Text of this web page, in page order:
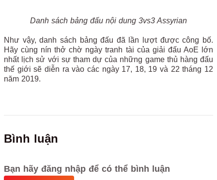
Danh sách bảng đấu nội dung 3vs3 Assyrian
Như vậy, danh sách bảng đấu đã lần lượt được công bố.
Hãy cùng nín thở chờ ngày tranh tài của giải đấu AoE lớn
nhất lịch sử với sự tham dự của những game thủ hàng đấu
thế giới sẽ diễn ra vào các ngày 17, 18, 19 và 22 tháng 12
năm 2019.
Bình luận
Bạn hãy đăng nhập để có thể bình luận